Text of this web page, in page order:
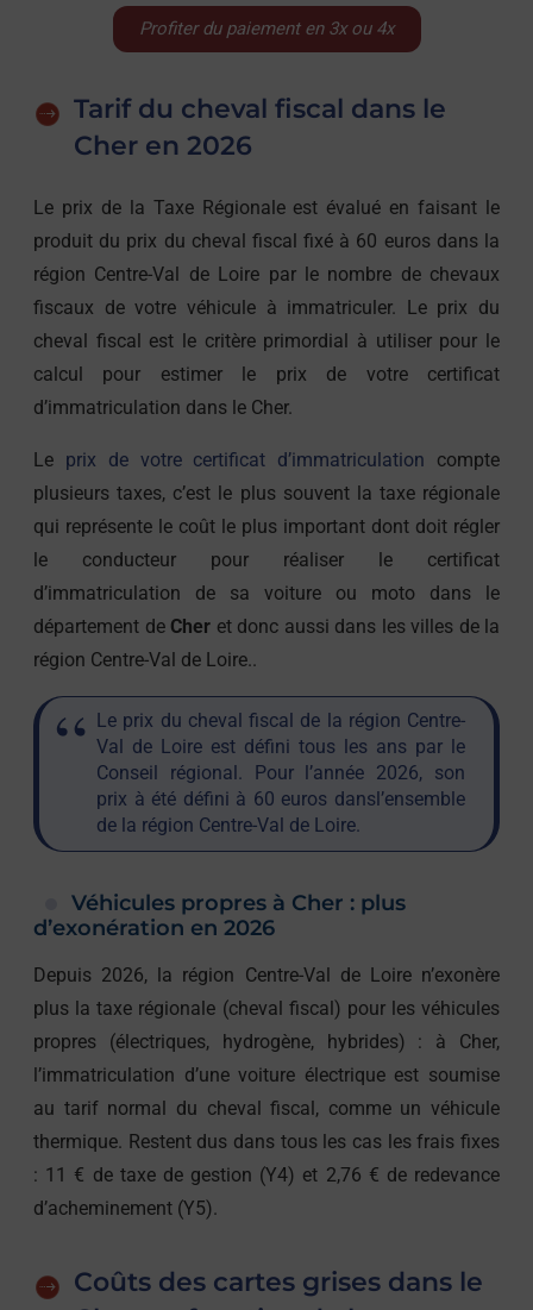
Profiter du paiement en 3x ou 4x
Tarif du cheval fiscal dans le
Cher en 2026
Le prix de la Taxe Régionale est évalué en faisant le
produit du prix du cheval fiscal fixé à 60 euros dans la
région Centre-Val de Loire par le nombre de chevaux
fiscaux de votre véhicule à immatriculer. Le prix du
cheval fiscal est le critère primordial à utiliser pour le
calcul pour estimer le prix de votre certificat
d’immatriculation dans le Cher.
Le prix de votre certificat d’immatriculation compte
plusieurs taxes, c’est le plus souvent la taxe régionale
qui représente le coût le plus important dont doit régler
le conducteur pour réaliser le certificat
d’immatriculation de sa voiture ou moto dans le
département de Cher et donc aussi dans les villes de la
région Centre-Val de Loire..
Le prix du cheval fiscal de la région Centre-
Val de Loire est défini tous les ans par le
Conseil régional. Pour l’année 2026, son
prix à été défini à 60 euros dansl’ensemble
de la région Centre-Val de Loire.
Véhicules propres à Cher : plus
d’exonération en 2026
Depuis 2026, la région Centre-Val de Loire n’exonère
plus la taxe régionale (cheval fiscal) pour les véhicules
propres (électriques, hydrogène, hybrides) : à Cher,
l’immatriculation d’une voiture électrique est soumise
au tarif normal du cheval fiscal, comme un véhicule
thermique. Restent dus dans tous les cas les frais fixes
: 11 € de taxe de gestion (Y4) et 2,76 € de redevance
d’acheminement (Y5).
Coûts des cartes grises dans le